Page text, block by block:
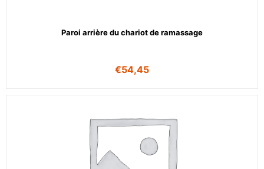
Paroi arrière du chariot de ramassage
€54,45